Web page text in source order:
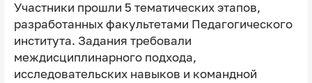
Участники прошли 5 тематических этапов,
разработанных факультетами Педагогического
института. Задания требовали
междисциплинарного подхода,
исследовательских навыков и командной